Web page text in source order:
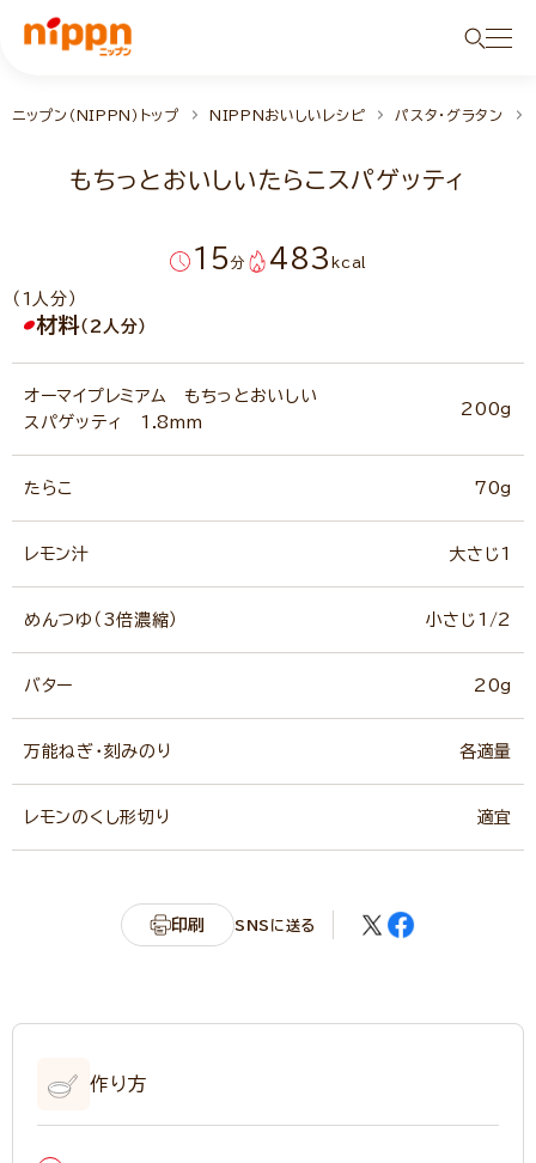
ニップン（NIPPN）トップ NIPPNおいしいレシピ パスタ・グラタン
もちっとおいしいたらこスパゲッティ
15 分 483kcal
（1人分）
材料（2人分）
オーマイプレミアム もちっとおいしい
スパゲッティ 1.8mm
200g
たらこ 70g
レモン汁 大さじ1
めんつゆ（3倍濃縮） 小さじ1/2
バター 20g
万能ねぎ・刻みのり 各適量
レモンのくし形切り 適宜
印刷 SNSに送る
作り方